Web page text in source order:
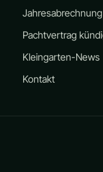
Jahresabrechnung
Pachtvertrag
Kleingarten-News
Kontakt